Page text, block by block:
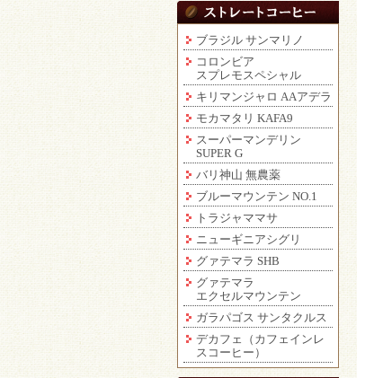
ブラジル サンマリノ
コロンビア
スプレモスペシャル
キリマンジャロ AAアデラ
モカマタリ KAFA9
スーパーマンデリン
SUPER G
バリ神山 無農薬
ブルーマウンテン NO.1
トラジャママサ
ニューギニアシグリ
グァテマラ SHB
グァテマラ
エクセルマウンテン
ガラパゴス サンタクルス
デカフェ（カフェインレ
スコーヒー）